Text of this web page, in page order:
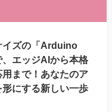
イズの「Arduino
エッジAIから本格
用まで！あなたのア
形にする新しい一歩